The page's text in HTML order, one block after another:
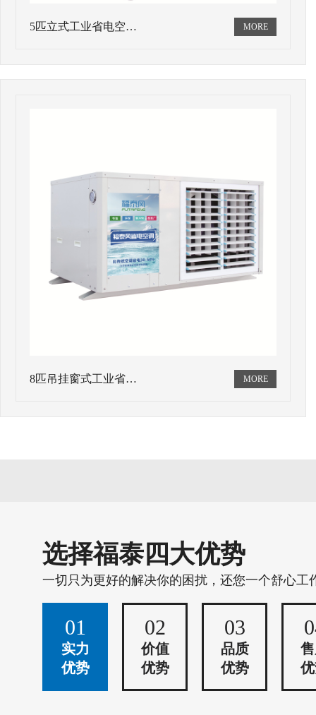
5匹立式工业省电空…
8匹吊挂窗式工业省…
选择福泰四大优势
一切只为更好的解决你的困扰，还您一个舒心工
01
实力
优势
02
价值
优势
03
品质
优势